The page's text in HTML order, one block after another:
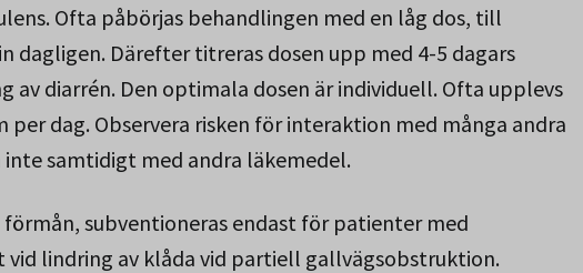
Ofta påbörjas behandlingen med en låg dos, till
dagligen. Därefter titreras dosen upp med 4-5 dagars
diarrén. Den optimala dosen är individuell. Ofta upplevs
per dag. Observera risken för interaktion med många andra
samtidigt med andra läkemedel.
subventioneras endast för patienter med
vid lindring av klåda vid partiell gallvägsobstruktion.